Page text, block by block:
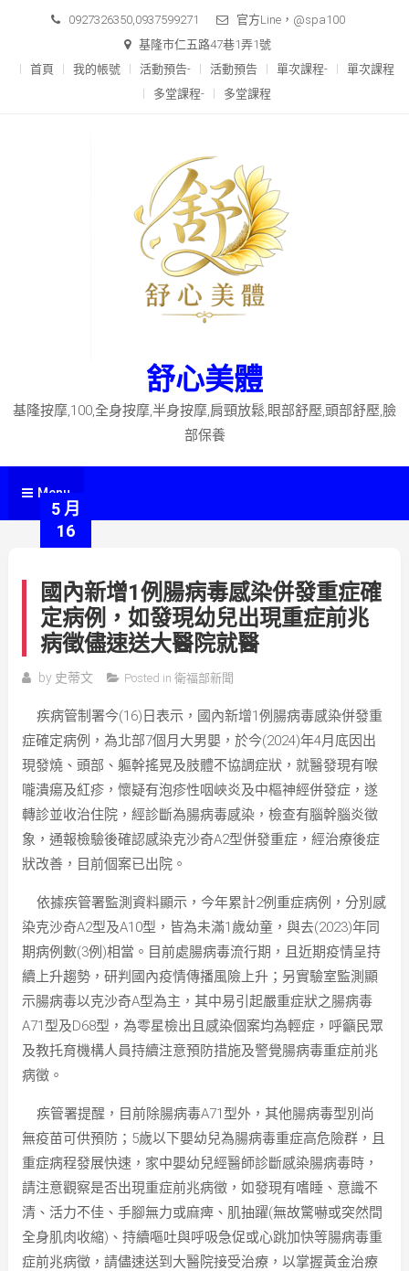
content
0927326350,0937599271
官方Line，@spa100
基隆市仁五路47巷1弄1號
首頁
我的帳號 活動預告- 活動預告 單次課程-
單次課程
多堂課程-
多堂課程
舒心美體
基隆按摩,100,全身按摩,半身按摩,肩頸放鬆,眼部舒壓,頭部舒壓,臉
部保養
Menu
5 月
16
國內新增1例腸病毒感染併發重症確
定病例，如發現幼兒出現重症前兆
病徵儘速送大醫院就醫
by 史蒂文 Posted in 衛福部新聞
疾病管制署今(16)日表示，國內新增1例腸病毒感染併發重
症確定病例，為北部7個月大男嬰，於今(2024)年4月底因出
現發燒、頭部、軀幹搖晃及肢體不協調症狀，就醫發現有喉
嚨潰瘍及紅疹，懷疑有泡疹性咽峽炎及中樞神經併發症，遂
轉診並收治住院，經診斷為腸病毒感染，檢查有腦幹腦炎徵
象，通報檢驗後確認感染克沙奇A2型併發重症，經治療後症
狀改善，目前個案已出院。
依據疾管署監測資料顯示，今年累計2例重症病例，分別感
染克沙奇A2型及A10型，皆為未滿1歲幼童，與去(2023)年同
期病例數(3例)相當。目前處腸病毒流行期，且近期疫情呈持
續上升趨勢，研判國內疫情傳播風險上升；另實驗室監測顯
示腸病毒以克沙奇A型為主，其中易引起嚴重症狀之腸病毒
A71型及D68型，為零星檢出且感染個案均為輕症，呼籲民眾
及教托育機構人員持續注意預防措施及警覺腸病毒重症前兆
病徵。
疾管署提醒，目前除腸病毒A71型外，其他腸病毒型別尚
無疫苗可供預防；5歲以下嬰幼兒為腸病毒重症高危險群，且
重症病程發展快速，家中嬰幼兒經醫師診斷感染腸病毒時，
請注意觀察是否出現重症前兆病徵，如發現有嗜睡、意識不
清、活力不佳、手腳無力或麻痺、肌抽躍(無故驚嚇或突然間
全身肌肉收縮)、持續嘔吐與呼吸急促或心跳加快等腸病毒重
症前兆病徵，請儘速送到大醫院接受治療，以掌握黃金治療